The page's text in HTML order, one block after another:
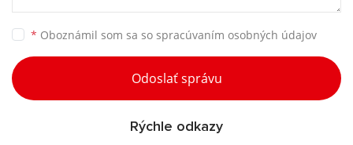
* Oboznámil som sa so spracúvaním osobných údajov
Odoslať správu
Rýchle odkazy